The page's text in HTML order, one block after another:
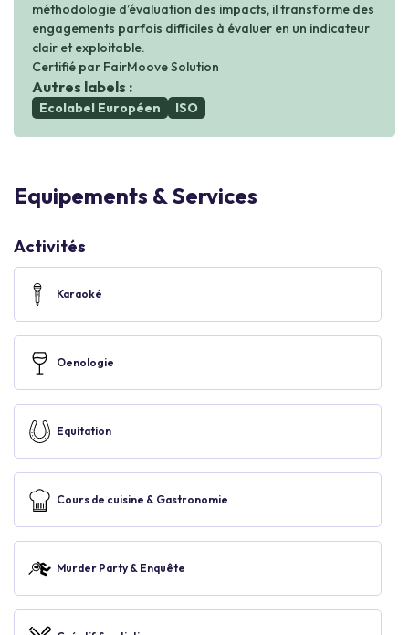
méthodologie d’évaluation des impacts, il transforme des
engagements parfois difficiles à évaluer en un indicateur
clair et exploitable.
Certifié par FairMoove Solution
Autres labels :
Ecolabel Européen ISO
Equipements & Services
Activités
Karaoké
Oenologie
Equitation
Cours de cuisine & Gastronomie
Murder Party & Enquête